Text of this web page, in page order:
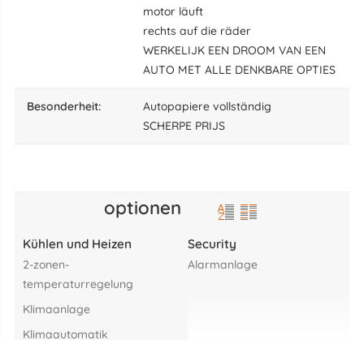
motor läuft
rechts auf die räder
WERKELIJK EEN DROOM VAN EEN
AUTO MET ALLE DENKBARE OPTIES
besonderheit:
Autopapiere vollständig
SCHERPE PRIJS
optionen
Kühlen und Heizen
2-zonen-
temperaturregelung
klimaanlage
klimaautomatik
Security
alarmanlage